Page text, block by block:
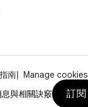
南
Manage cookies
與相關訣竅
訂閱